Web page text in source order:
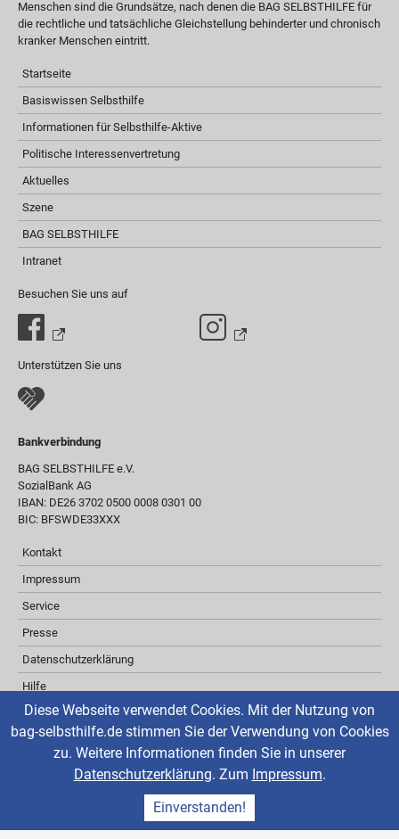
Diese Webseite verwendet Cookies. Mit der Nutzung von
bag-selbsthilfe.de stimmen Sie der Verwendung von Cookies
zu. Weitere Informationen finden Sie in unserer
Datenschutzerklärung. Zum Impressum.
Einverstanden!
Menschen sind die Grundsätze, nach denen die BAG SELBSTHILFE für
die rechtliche und tatsächliche Gleichstellung behinderter und chronisch
kranker Menschen eintritt.
Startseite
Basiswissen Selbsthilfe
Informationen für Selbsthilfe-Aktive
Politische Interessenvertretung
Aktuelles
Szene
BAG SELBSTHILFE
Intranet
Besuchen Sie uns auf
Unterstützen Sie uns
Bankverbindung
BAG SELBSTHILFE e.V.
SozialBank AG
IBAN: DE26 3702 0500 0008 0301 00
BIC: BFSWDE33XXX
Kontakt
Impressum
Service
Presse
Datenschutzerklärung
Hilfe
Barrierefreiheit
Inhaltsverzeichnis
Über ReadSpeaker